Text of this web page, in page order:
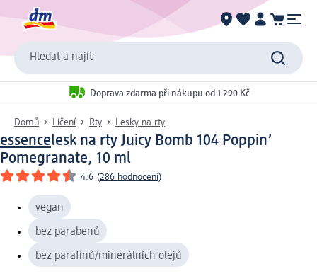
Hledat a najít
Doprava zdarma při nákupu od 1 290 Kč
Domů Líčení Rty Lesky na rty
essencelesk na rty Juicy Bomb 104 Poppin’
Pomegranate, 10 ml
4.6 (286 hodnocení)
vegan
bez parabenů
bez parafínů/minerálních olejů